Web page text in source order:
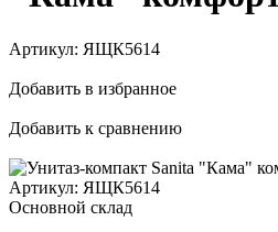
Артикул: ЯЩК5614
Добавить в избранное
Добавить к сравнению
Артикул: ЯЩК5614
Основной склад